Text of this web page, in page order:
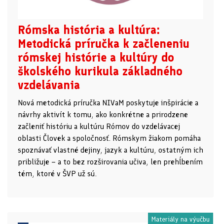
Rómska história a kultúra:
Metodická príručka k začleneniu
rómskej histórie a kultúry do
školského kurikula základného
vzdelávania
Nová metodická príručka NIVaM poskytuje inšpirácie a
návrhy aktivít k tomu, ako konkrétne a prirodzene
začleniť históriu a kultúru Rómov do vzdelávacej
oblasti Človek a spoločnosť. Rómskym žiakom pomáha
spoznávať vlastné dejiny, jazyk a kultúru, ostatným ich
približuje – a to bez rozširovania učiva, len prehĺbením
tém, ktoré v ŠVP už sú.
Materiály na výučbu